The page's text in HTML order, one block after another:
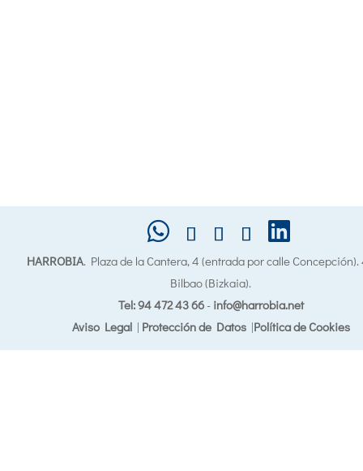
HARROBIA. Plaza de la Cantera, 4 (entrada por calle
Bilbao (Bizkaia).
Tel: 94 472 43 66- info@harrobia.net
Aviso Legal| Protección de Datos|Política de Cookies